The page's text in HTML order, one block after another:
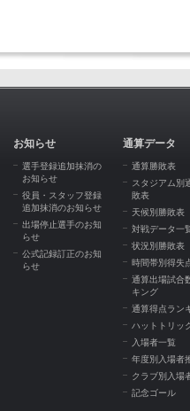
お知らせ
選手登録追加抹消の
お知らせ
役員・スタッフ登録
追加抹消のお知らせ
出場停止選手のお知
らせ
公式記録訂正のお知
らせ
通算データ
通算勝敗表
スタジアム別
敗表
天候別勝敗表
対戦データ一
状況別勝敗表
時間帯別得失
通算出場試合
キング
通算得点ラン
ハットトリッ
入場者一覧
年度別入場者
クラブ別入場
記念ゴール